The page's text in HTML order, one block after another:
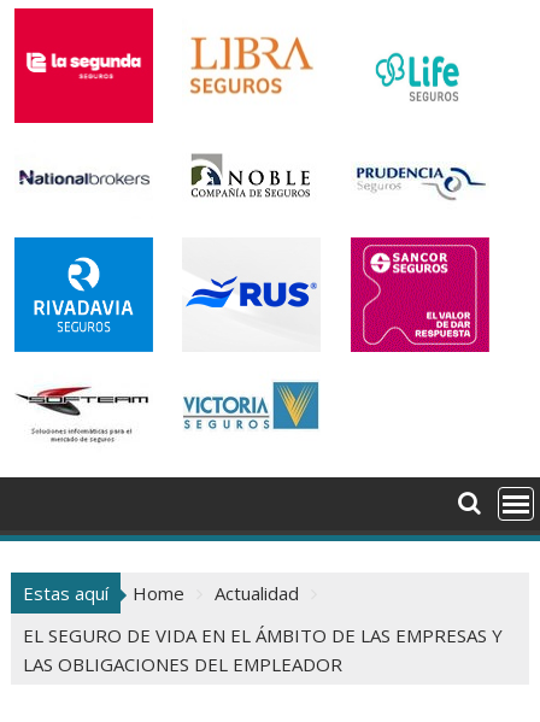
Estas aquí Home
Actualidad
EL SEGURO DE VIDA EN EL ÁMBITO DE LAS EMPRESAS Y
LAS OBLIGACIONES DEL EMPLEADOR